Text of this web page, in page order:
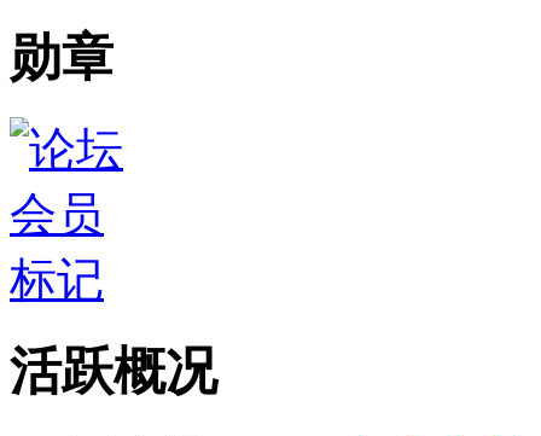
勋章
活跃概况